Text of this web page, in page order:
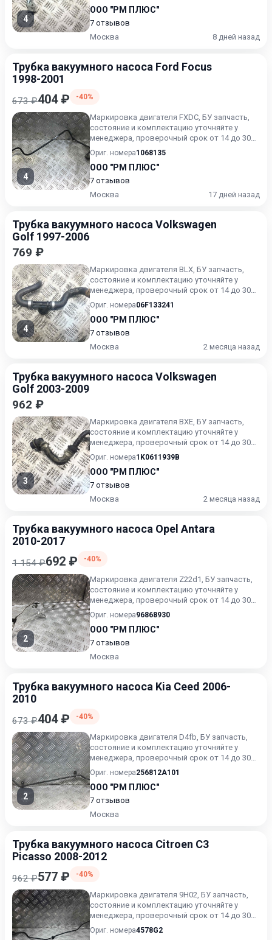
4
ООО "РМ ПЛЮС"
7 отзывов
Москва
8 дней назад
Трубка вакуумного насоса Ford Focus
1998-2001
673 ₽404 ₽ -40%
4
Маркировка двигателя FXDC, БУ запчасть,
состояние и комплектацию уточняйте у
менеджера, проверочный срок от 14 до 30
дней.
Ориг. номера1068135
ООО "РМ ПЛЮС"
7 отзывов
Москва
17 дней назад
Трубка вакуумного насоса Volkswagen
Golf 1997-2006
769 ₽
4
Маркировка двигателя BLX, БУ запчасть,
состояние и комплектацию уточняйте у
менеджера, проверочный срок от 14 до 30
дней.
Ориг. номера06F133241
ООО "РМ ПЛЮС"
7 отзывов
Москва
2 месяца назад
Трубка вакуумного насоса Volkswagen
Golf 2003-2009
962 ₽
3
Маркировка двигателя BXE, БУ запчасть,
состояние и комплектацию уточняйте у
менеджера, проверочный срок от 14 до 30
дней.
Ориг. номера1K0611939B
ООО "РМ ПЛЮС"
7 отзывов
Москва
2 месяца назад
Трубка вакуумного насоса Opel Antara
2010-2017
1 154 ₽692 ₽ -40%
2
Маркировка двигателя Z22d1, БУ запчасть,
состояние и комплектацию уточняйте у
менеджера, проверочный срок от 14 до 30
дней.
Ориг. номера96868930
ООО "РМ ПЛЮС"
7 отзывов
Москва
Трубка вакуумного насоса Kia Ceed 2006-
2010
673 ₽404 ₽ -40%
2
Маркировка двигателя D4fb, БУ запчасть,
состояние и комплектацию уточняйте у
менеджера, проверочный срок от 14 до 30
дней.
Ориг. номера256812A101
ООО "РМ ПЛЮС"
7 отзывов
Москва
Трубка вакуумного насоса Citroen C3
Picasso 2008-2012
962 ₽577 ₽ -40%
Маркировка двигателя 9H02, БУ запчасть,
состояние и комплектацию уточняйте у
менеджера, проверочный срок от 14 до 30
дней.
Ориг. номера4578G2